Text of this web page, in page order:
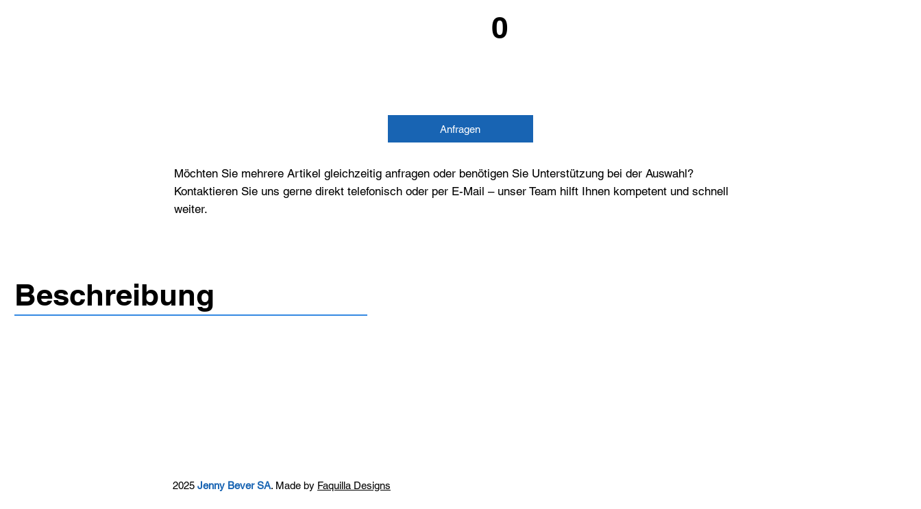
0
Anfragen
Möchten Sie mehrere Artikel gleichzeitig anfragen oder benötigen Sie Unterstützung bei der Auswahl?
Kontaktieren Sie uns gerne direkt telefonisch oder per E-Mail – unser Team hilft Ihnen kompetent und schnell
weiter.
Beschreibung
2025 Jenny Bever SA. Made by Faquilla Designs